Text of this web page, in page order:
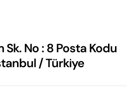
Sk. No : 8 Posta Kodu
/ Türkiye